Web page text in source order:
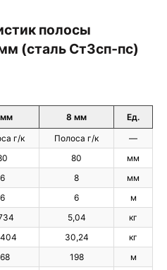
полосы
(сталь Ст3сп‑пс)
8 мм
Ед.
г/к Полоса г/к
—
80
мм
6 8
мм
6 6
м
5,04
кг
30,24
кг
198
м